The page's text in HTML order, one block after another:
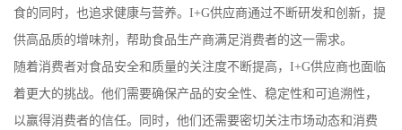
食的同时，也追求健康与营养。I+G供应商通过不断研发和创新，提
供高品质的增味剂，帮助食品生产商满足消费者的这一需求。
随着消费者对食品安全和质量的关注度不断提高，I+G供应商也面临
着更大的挑战。他们需要确保产品的安全性、稳定性和可追溯性，
以赢得消费者的信任。同时，他们还需要密切关注市场动态和消费